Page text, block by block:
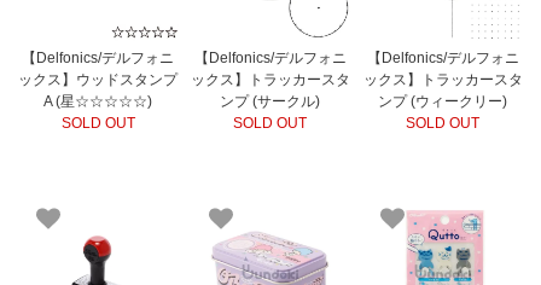
【Delfonics/デルフォニ
ックス】ウッドスタンプ
A (星☆☆☆☆☆)
SOLD OUT
【Delfonics/デルフォニ
ックス】トラッカースタ
ンプ (サークル)
SOLD OUT
【Delfonics/デルフォニ
ックス】トラッカースタ
ンプ (ウィークリー)
SOLD OUT